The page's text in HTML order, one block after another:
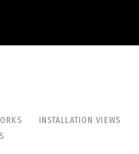
INSTALLATION VIEWS